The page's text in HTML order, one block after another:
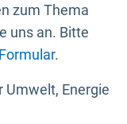
zum Thema
uns an. Bitte
.
Energie